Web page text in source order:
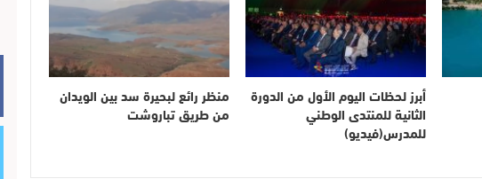
أبرز لحظات اليوم الأول من الدورة
الثانية للمنتدى الوطني
للمدرس(فيديو)
منظر رائع لبحيرة سد بين الويدان
من طريق تباروشت